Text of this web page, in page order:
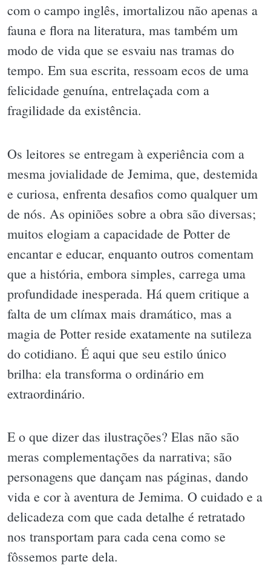
com o campo inglês, imortalizou não apenas a
fauna e flora na literatura, mas também um
modo de vida que se esvaiu nas tramas do
tempo. Em sua escrita, ressoam ecos de uma
felicidade genuína, entrelaçada com a
fragilidade da existência.
Os leitores se entregam à experiência com a
mesma jovialidade de Jemima, que, destemida
e curiosa, enfrenta desafios como qualquer um
de nós. As opiniões sobre a obra são diversas;
muitos elogiam a capacidade de Potter de
encantar e educar, enquanto outros comentam
que a história, embora simples, carrega uma
profundidade inesperada. Há quem critique a
falta de um clímax mais dramático, mas a
magia de Potter reside exatamente na sutileza
do cotidiano. É aqui que seu estilo único
brilha: ela transforma o ordinário em
extraordinário.
E o que dizer das ilustrações? Elas não são
meras complementações da narrativa; são
personagens que dançam nas páginas, dando
vida e cor à aventura de Jemima. O cuidado e a
delicadeza com que cada detalhe é retratado
nos transportam para cada cena como se
fôssemos parte dela.